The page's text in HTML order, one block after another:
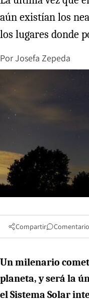
aún existían los
los lugares donde
PorJosefa Zepeda
Compartir
Un milenario
planeta, y será la
el Sistema Solar